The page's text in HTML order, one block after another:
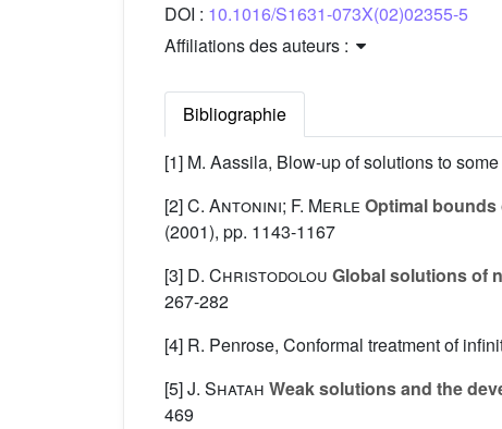
DOI : 10.1016/S1631-073X(02)02355-5
Affiliations des auteurs :
Bibliographie
[1] M. Aassila, Blow-up of solutions to
[2]C. Antonini; F. Merle Optimal
(2001), pp. 1143-1167
[3] D. Christodolou Global solutions of
267-282
[4] R. Penrose, Conformal treatment of
[5]J. Shatah Weak solutions and the
469